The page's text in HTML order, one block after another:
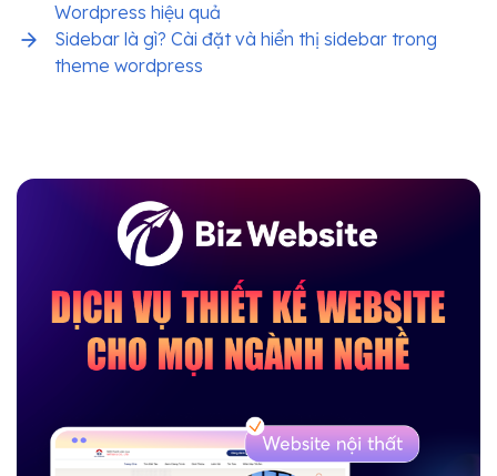
Wordpress hiệu quả
Sidebar là gì? Cài đặt và hiển thị sidebar trong
theme wordpress